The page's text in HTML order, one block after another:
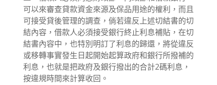
可以來審查貸款資金來源及保品用途的權利，而且
可接受貸後管理的調查，倘若違反上述切結書的切
結內容，借款人必須接受銀行終止利息補貼，在切
結書內容中，也特別明訂了利息的歸還，將從違反
或移轉事實發生日起開始起算政府和銀行所撥補的
利息，也就是把政府及銀行撥出的合計2碼利息，
按違規時間來計算收回。